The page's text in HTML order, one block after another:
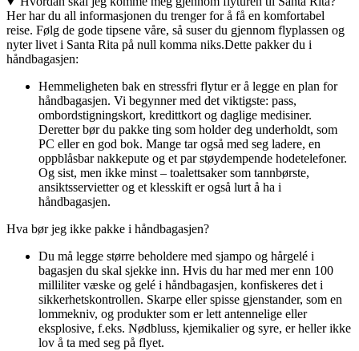
Her har du all informasjonen du trenger for å få en komfortabel
reise. Følg de gode tipsene våre, så suser du gjennom flyplassen og
nyter livet i Santa Rita på null komma niks.Dette pakker du i
håndbagasjen:
Hemmeligheten bak en stressfri flytur er å legge en plan for
håndbagasjen. Vi begynner med det viktigste: pass,
ombordstigningskort, kredittkort og daglige medisiner.
Deretter bør du pakke ting som holder deg underholdt, som
PC eller en god bok. Mange tar også med seg ladere, en
oppblåsbar nakkepute og et par støydempende hodetelefoner.
Og sist, men ikke minst – toalettsaker som tannbørste,
ansiktsservietter og et klesskift er også lurt å ha i
håndbagasjen.
Hva bør jeg ikke pakke i håndbagasjen?
Du må legge større beholdere med sjampo og hårgelé i
bagasjen du skal sjekke inn. Hvis du har med mer enn 100
milliliter væske og gelé i håndbagasjen, konfiskeres det i
sikkerhetskontrollen. Skarpe eller spisse gjenstander, som en
lommekniv, og produkter som er lett antennelige eller
eksplosive, f.eks. Nødbluss, kjemikalier og syre, er heller ikke
lov å ta med seg på flyet.